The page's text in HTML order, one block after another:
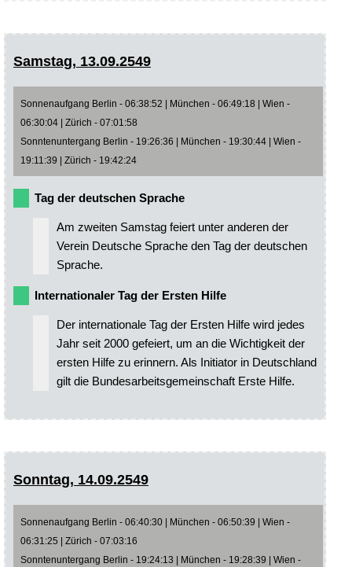
Samstag, 13.09.2549
Sonnenaufgang Berlin - 06:38:52 | München - 06:49:18 | Wien -
06:30:04 | Zürich - 07:01:58
Sonntenuntergang Berlin - 19:26:36 | München - 19:30:44 | Wien -
19:11:39 | Zürich - 19:42:24
Tag der deutschen Sprache
Am zweiten Samstag feiert unter anderen der
Verein Deutsche Sprache den Tag der deutschen
Sprache.
Internationaler Tag der Ersten Hilfe
Der internationale Tag der Ersten Hilfe wird jedes
Jahr seit 2000 gefeiert, um an die Wichtigkeit der
ersten Hilfe zu erinnern. Als Initiator in Deutschland
gilt die Bundesarbeitsgemeinschaft Erste Hilfe.
Sonntag, 14.09.2549
Sonnenaufgang Berlin - 06:40:30 | München - 06:50:39 | Wien -
06:31:25 | Zürich - 07:03:16
Sonntenuntergang Berlin - 19:24:13 | München - 19:28:39 | Wien -